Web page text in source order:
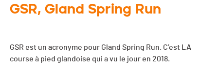
GSR, Gland Spring Run
GSR est un acronyme pour Gland Spring Run. C’est LA
course à pied glandoise qui a vu le jour en 2018.